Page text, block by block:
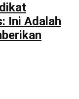
Ini Adalah